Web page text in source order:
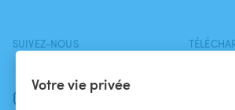
Votre vie privée
SUIVEZ-NOUS